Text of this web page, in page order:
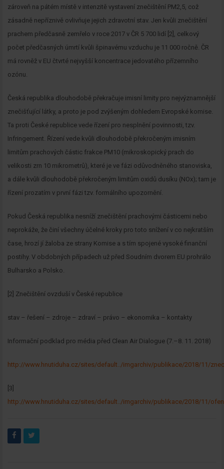
zároveň na pátém místě v intenzitě vystavení znečištění PM2,5, což
zásadně nepříznivě ovlivňuje jejich zdravotní stav. Jen kvůli znečištění
prachem předčasně zemřelo v roce 2017 v ČR 5 700 lidí [2], celkový
počet předčasných úmrtí kvůli špinavému vzduchu je 11 000 ročně. ČR
má rovněž v EU čtvrté nejvyšší koncentrace jedovatého přízemního
ozónu.
Česká republika dlouhodobě překračuje imisní limity pro nejvýznamnější
znečišťující látky, a proto je pod zvýšeným dohledem Evropské komise.
Ta proti České republice vede řízení pro nesplnění povinnosti, tzv.
Infringement. Řízení vede kvůli dlouhodobě překročeným imisním
limitům prachových částic frakce PM10 (mikroskopický prach do
velikosti zrn 10 mikrometrů), které je ve fázi odůvodněného stanoviska,
a dále kvůli dlouhodobě překročeným limitům oxidů dusíku (NOx); tam je
řízení prozatím v první fázi tzv. formálního upozornění.
Pokud Česká republika nesníží znečištění prachovými částicemi nebo
neprokáže, že činí všechny účelné kroky pro toto snížení v co nejkratším
čase, hrozí jí žaloba ze strany Komise a s tím spojené vysoké finanční
postihy. V obdobných případech už před Soudním dvorem EU prohrálo
Bulharsko a Polsko.
[2] Znečištění ovzduší v České republice
stav – řešení – zdroje – zdraví – právo – ekonomika – kontakty
Informační podklad pro média před Clean Air Dialogue (7.–8. 11. 2018)
http://www.hnutiduha.cz/sites/default../imgarchiv/publikace/2018/11/
[3]
http://www.hnutiduha.cz/sites/default../imgarchiv/publikace/2018/11/
Newsletter
Zadejte váš email a my Vám